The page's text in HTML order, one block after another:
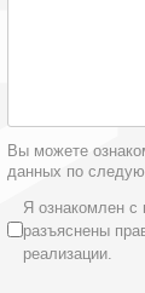
Вы можете
данных по
Условия
Я ознакомлен с
разъяснены
реализации.